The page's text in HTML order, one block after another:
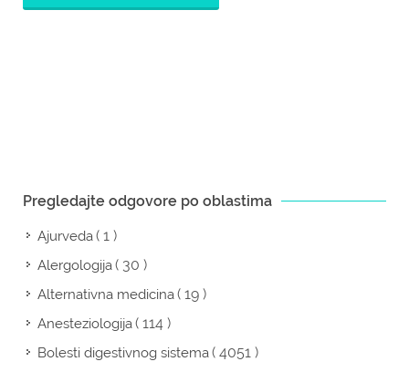
Pregledajte odgovore po oblastima
Ajurveda( 1 )
Alergologija( 30 )
Alternativna medicina( 19 )
Anesteziologija( 114 )
Bolesti digestivnog sistema( 4051 )